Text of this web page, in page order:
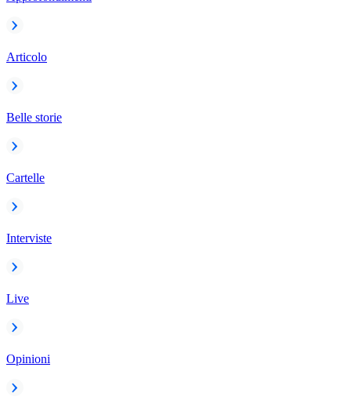
Articolo
Belle storie
Cartelle
Interviste
Live
Opinioni